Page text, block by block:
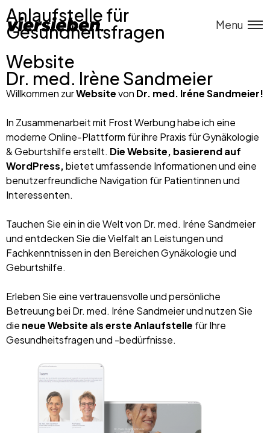
Menu
Anlaufstelle für
Gesundheitsfragen
Website
Dr. med. Irène Sandmeier
Willkommen zurWebsitevon Dr. med. Iréne Sandmeier!
In Zusammenarbeit mit Frost Werbung habe ich eine
moderne Online-Plattform für ihre Praxis für Gynäkologie
& Geburtshilfe erstellt. Die Website, basierend auf
WordPress,bietet umfassende Informationen und eine
benutzerfreundliche Navigation für Patientinnen und
Interessenten.
Tauchen Sie ein in die Welt von Dr. med. Iréne Sandmeier
und entdecken Sie die Vielfalt an Leistungen und
Fachkenntnissen in den Bereichen Gynäkologie und
Geburtshilfe.
Erleben Sie eine vertrauensvolle und persönliche
Betreuung bei Dr. med. Iréne Sandmeier und nutzen Sie
die neue Website als erste Anlaufstelle für Ihre
Gesundheitsfragen und -bedürfnisse.